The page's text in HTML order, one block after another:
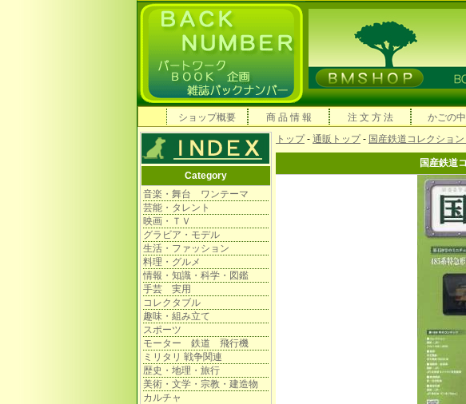
ショップ概要
商 品 情 報 注 文 方 法 かごの
Category
音楽・舞台 ワンテーマ
芸能・タレント
映画・ＴＶ
グラビア・モデル
生活・ファッション
料理・グルメ
情報・知識・科学・図鑑
手芸 実用
コレクタブル
趣味・組み立て
スポーツ
モーター 鉄道 飛行機
ミリタリ 戦争関連
歴史・地理・旅行
美術・文学・宗教・建造物
カルチャ
トップ- 通販トップ- 国産鉄道コレクショ
国産鉄道